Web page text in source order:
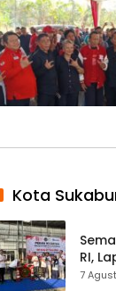
Kota
RI,
7